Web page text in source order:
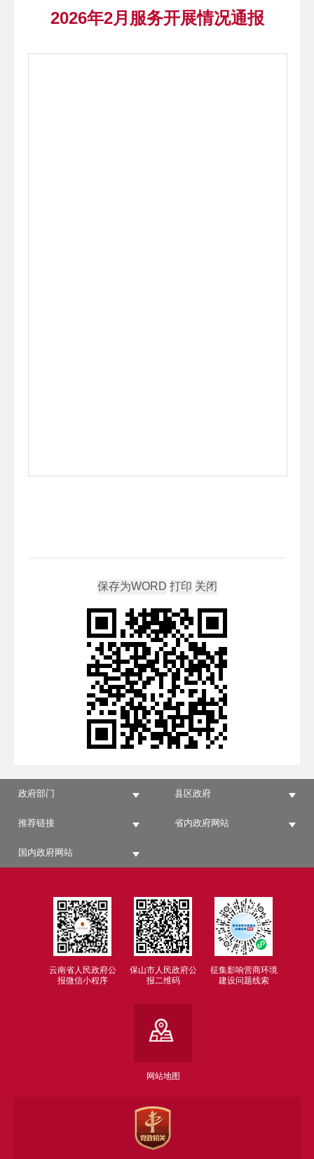
2026年2月服务开展情况通报
政府部门 县区政府
推荐链接 省内政府网站
国内政府网站
云南省人民政府公
报微信小程序
保山市人民政府公
报二维码
征集影响营商环境
建设问题线索
网站地图